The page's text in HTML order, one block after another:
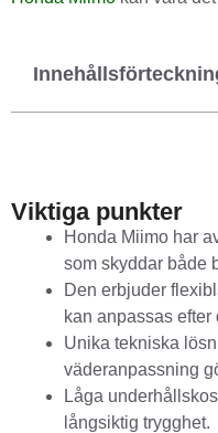
Viktiga punkter
Honda Miimo har
som skyddar både
Den erbjuder
kan anpassas efter
Unika tekniska
väderanpassning
Låga
långsiktig trygghet.